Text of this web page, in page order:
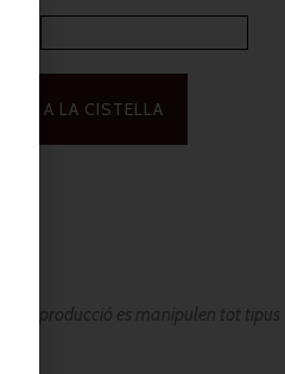
A LA CISTELLA
de producció es manipulen tot tipus